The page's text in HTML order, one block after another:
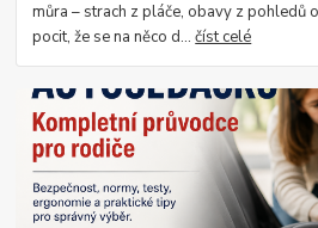
můra – strach z pláče, obavy z pohledů
pocit, že se na něco d...číst celé